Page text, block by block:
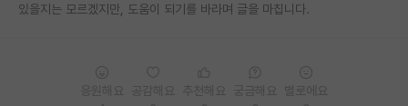
있을지는 모르겠지만, 도움이 되기를 바라며 글을 마칩니다.